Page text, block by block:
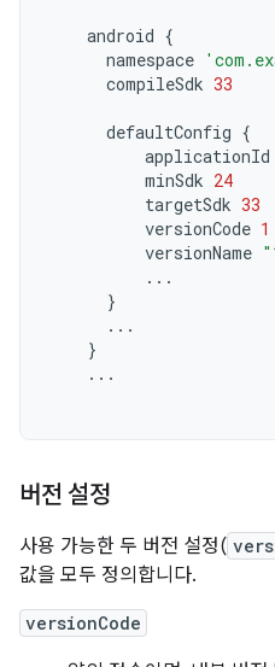
android {
namespace
compileSdk 33
defaultConfig {
applicationId
minSdk 24
targetSdk 33
versionCode 1
versionName
...
}
...
}
...
버전 설정
사용 가능한 두 버전 설정(
값을 모두 정의합니다.
versionCode